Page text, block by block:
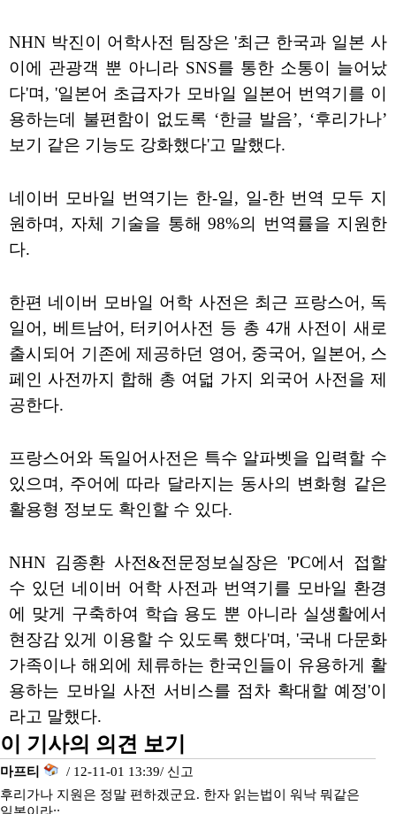
NHN 박진이 어학사전 팀장은 '최근 한국과 일본 사
이에 관광객 뿐 아니라 SNS를 통한 소통이 늘어났
다'며, '일본어 초급자가 모바일 일본어 번역기를 이
용하는데 불편함이 없도록 ‘한글 발음’, ‘후리가나’
보기 같은 기능도 강화했다'고 말했다.
네이버 모바일 번역기는 한-일, 일-한 번역 모두 지
원하며, 자체 기술을 통해 98%의 번역률을 지원한
다.
한편 네이버 모바일 어학 사전은 최근 프랑스어, 독
일어, 베트남어, 터키어사전 등 총 4개 사전이 새로
출시되어 기존에 제공하던 영어, 중국어, 일본어, 스
페인 사전까지 합해 총 여덟 가지 외국어 사전을 제
공한다.
프랑스어와 독일어사전은 특수 알파벳을 입력할 수
있으며, 주어에 따라 달라지는 동사의 변화형 같은
활용형 정보도 확인할 수 있다.
NHN 김종환 사전&전문정보실장은 'PC에서 접할
수 있던 네이버 어학 사전과 번역기를 모바일 환경
에 맞게 구축하여 학습 용도 뿐 아니라 실생활에서
현장감 있게 이용할 수 있도록 했다'며, '국내 다문화
가족이나 해외에 체류하는 한국인들이 유용하게 활
용하는 모바일 사전 서비스를 점차 확대할 예정'이
라고 말했다.
이 기사의 의견 보기
마프티 / 12-11-01 13:39/ 신고
후리가나 지원은 정말 편하겠군요. 한자 읽는법이 워낙 뭐같은